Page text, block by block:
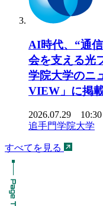
AI時代、“通
会を支える光
学院大学のニ
VIEW」に掲
2026.07.29 10:30
追手門学院大学
すべてを見る